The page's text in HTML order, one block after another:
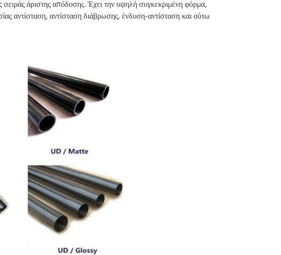
σειράς άριστης απόδοσης. Έχει την υψηλή συγκεκριμένη φόρμα,
αντίσταση, αντίσταση διάβρωσης, ένδυση-αντίσταση και ούτω